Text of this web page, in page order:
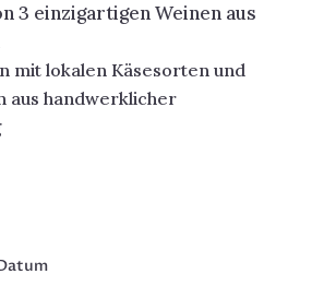
3 einzigartigen Weinen aus
mit lokalen Käsesorten und
aus handwerklicher